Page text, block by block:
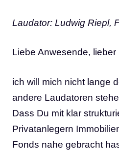
Laudator: Ludwig Riepl,
Liebe Anwesende, lieber
ich will mich nicht lange
andere Laudatoren
Dass Du mit klar
Privatanlegern
Fonds nahe gebracht